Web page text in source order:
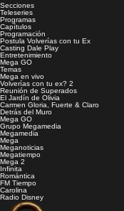
Secciones
Teleseries
Programas
Capítulos
Programación
Postula Volverías con tu Ex
Casting Dale Play
Entretenimiento
Mega GO
Temas
Mega en vivo
Volverías con tu ex? 2
Reunión de Superados
El Jardín de Olivia
Carmen Gloria, Fuerte & Claro
Detrás del Muro
Mega GO
Grupo Megamedia
Megamedia
Mega
Meganoticias
Megatiempo
Mega 2
Infinita
Romántica
FM Tiempo
Carolina
Radio Disney